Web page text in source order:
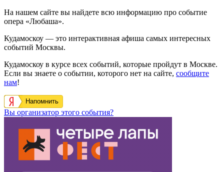
На нашем сайте вы найдете всю информацию про событие
опера «Любаша».
Кудамоскоу — это интерактивная афиша самых интересных
событий Москвы.
Кудамоскоу в курсе всех событий, которые пройдут в Москве.
Если вы знаете о событии, которого нет на сайте, сообщите
нам!
Напомнить
Вы организатор этого события?